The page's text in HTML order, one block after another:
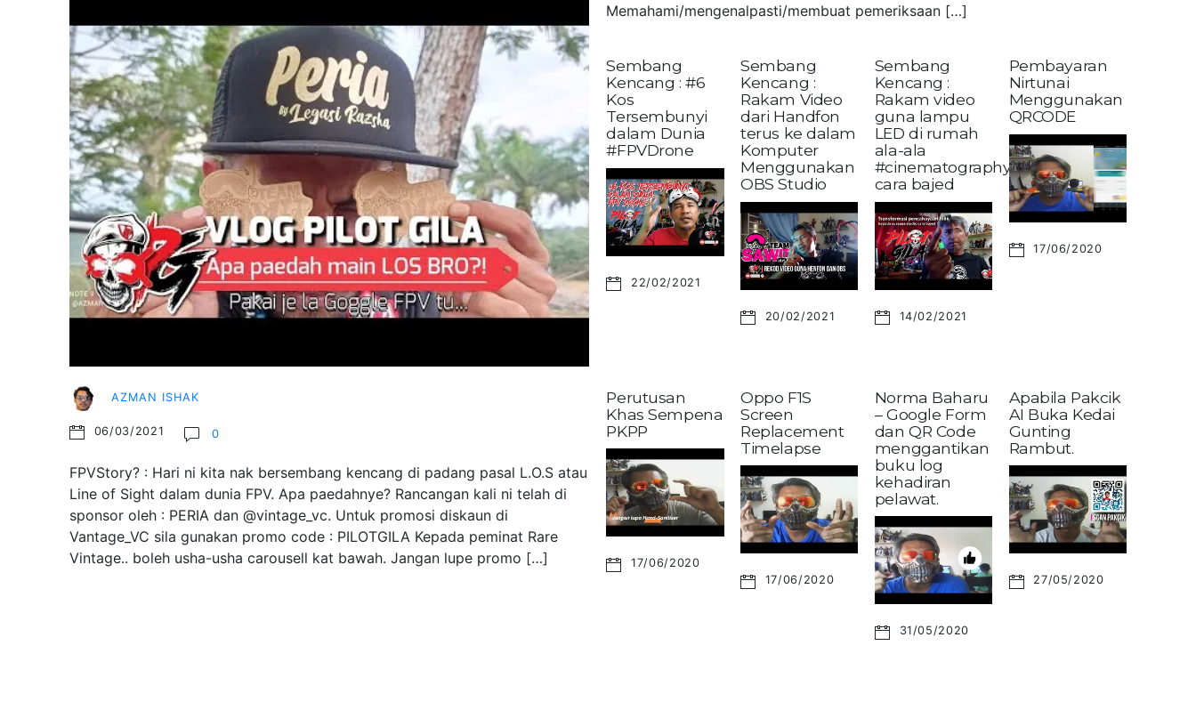
AZMAN ISHAK
06/03/2021 0
FPVStory? : Hari ni kita nak bersembang kencang di padang pasal L.O.S atau
Line of Sight dalam dunia FPV. Apa paedahnye? Rancangan kali ni telah di
sponsor oleh : PERIA dan @vintage_vc. Untuk promosi diskaun di
Vantage_VC sila gunakan promo code : PILOTGILA Kepada peminat Rare
Vintage.. boleh usha-usha carousell kat bawah. Jangan lupe promo […]
Memahami/mengenalpasti/membuat pemeriksaan […]
Sembang
Kencang : #6
Kos
Tersembunyi
dalam Dunia
#FPVDrone
22/02/2021
Sembang
Kencang :
Rakam Video
dari Handfon
terus ke dalam
Komputer
Menggunakan
OBS Studio
20/02/2021
Sembang
Kencang :
Rakam video
guna lampu
LED di rumah
ala-ala
#cinematography?
cara bajed
14/02/2021
Pembayaran
Nirtunai
Menggunakan
QRCODE
17/06/2020
Perutusan
Khas Sempena
PKPP
17/06/2020
Oppo F1S
Screen
Replacement
Timelapse
17/06/2020
Norma Baharu
– Google Form
dan QR Code
menggantikan
buku log
kehadiran
pelawat.
31/05/2020
Apabila Pakcik
AI Buka Kedai
Gunting
Rambut.
27/05/2020